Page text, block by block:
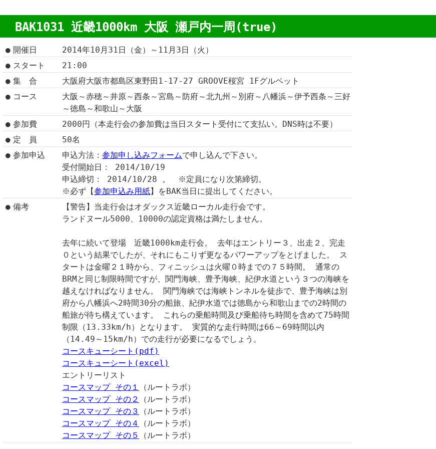
BAK1031 近畿1000km 大阪 瀬戸内一周(true)
● 開催日
2014年10月31日（金）～11月3日（火）
● スタート
21:00
● 集 合
大阪府大阪市都島区東野田1-17-27 GROOVE桜宮 1Fグルペット
● コース
大阪～赤穂～井原～西条～宮島～防府～北九州～別府～八幡浜～伊予西条～三好
～徳島～和歌山～大阪
● 参加費
2000円（本走行会の参加費は当日スタート受付にて支払い。DNS時は不要）
● 定 員
50名
● 参加申込 申込方法： 参加申し込みフォームで申し込んで下さい。
受付開始日： 2014/10/19
申込締切： 2014/10/28 。 ※定員になり次第締切。
※必ず【参加申込み用紙】をBAK当日に提出してください。
● 備考
【警告】当走行会はオダックス近畿ローカル走行会です。
ランドヌール5000、10000の認定資格は満たしません。
去年に続いて登場 近畿1000km走行会。 去年はエントリー３、出走２、完走
０という結果でしたが、それにもこりず更なるパワーアップをとげました。 ス
タートは金曜２１時から、フィニッシュは火曜０時までの７５時間。 通常の
BRMと同じ制限時間ですが、関門海峡、豊予海峡、紀伊水道という３つの海峡を
越えなければなりません。 関門海峡では海峡トンネルを徒歩で、豊予海峡は別
府から八幡浜へ2時間30分の船旅、紀伊水道では徳島から和歌山までの2時間の
船旅が待ち構えています。 これらの乗船時間及び乗船待ち時間を含めて75時間
制限（13.33km/h）となります。 実質的な走行時間は66～69時間以内
（14.49～15km/h）での走行が必要になるでしょう。
コースキューシート(pdf)
コースキューシート(excel)
エントリーリスト
コースマップ その１
（ルートラボ）
コースマップ その２
（ルートラボ）
コースマップ その３
（ルートラボ）
コースマップ その４
（ルートラボ）
コースマップ その５
（ルートラボ）